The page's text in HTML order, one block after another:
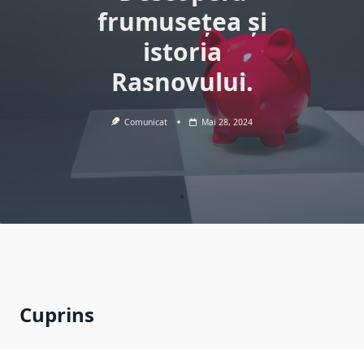
frumusețea și
istoria
Rasnovului.
Comunicat Mai 28, 2024
Cuprins